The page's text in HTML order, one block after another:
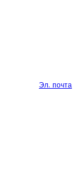
Эл. почта